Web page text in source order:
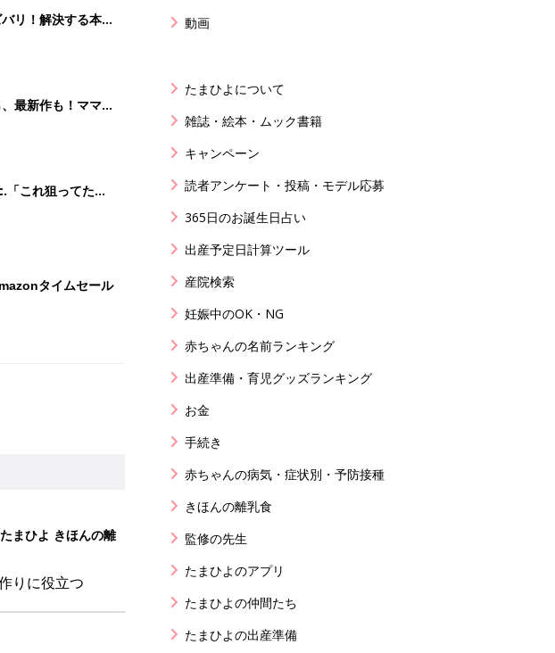
リ！解決する本
号』 4カ月～2才
最新作も！ママと
これ狙ってた」
」先取りコーデが
タイムセール
まひよ きほんの離
りに役立つ
動画
たまひよについて
雑誌・絵本・ムック書籍
キャンペーン
読者アンケート・投稿・モデル応募
365日のお誕生日占い
出産予定日計算ツール
産院検索
妊娠中のOK・NG
赤ちゃんの名前ランキング
出産準備・育児グッズランキング
お金
手続き
赤ちゃんの病気・症状別・予防接種
きほんの離乳食
監修の先生
たまひよのアプリ
たまひよの仲間たち
たまひよの出産準備